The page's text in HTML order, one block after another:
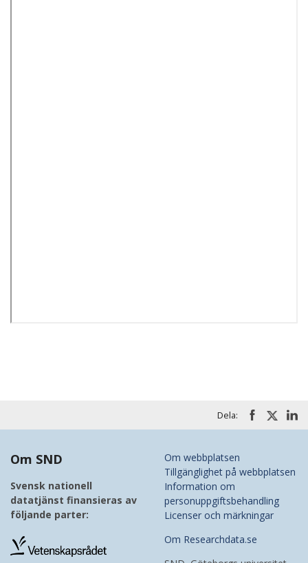
Dela:
Om SND
Svensk nationell
datatjänst finansieras av
följande parter:
Om webbplatsen
Tillgänglighet på webbplatsen
Information om
personuppgiftsbehandling
Licenser och märkningar
Om Researchdata.se